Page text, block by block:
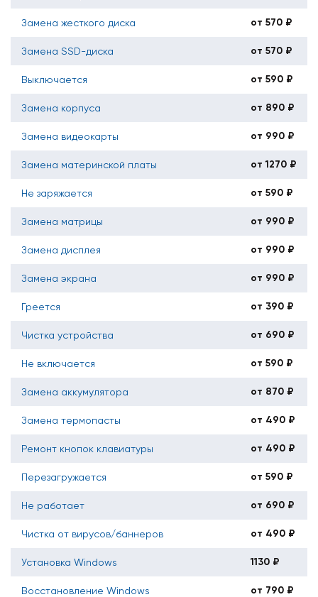
Замена жесткого диска от 570 ₽
Замена SSD-диска от 570 ₽
Выключается от 590 ₽
Замена корпуса от 890 ₽
Замена видеокарты от 990 ₽
Замена материнской платы от 1270 ₽
Не заряжается от 590 ₽
Замена матрицы от 990 ₽
Замена дисплея от 990 ₽
Замена экрана от 990 ₽
Греется от 390 ₽
Чистка устройства от 690 ₽
Не включается от 590 ₽
Замена аккумулятора от 870 ₽
Замена термопасты от 490 ₽
Ремонт кнопок клавиатуры от 490 ₽
Перезагружается от 590 ₽
Не работает от 690 ₽
Чистка от вирусов/баннеров от 490 ₽
Установка Windows 1130 ₽
Восстановление Windows от 790 ₽